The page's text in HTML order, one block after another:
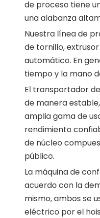
de proceso tiene
una alabanza
Nuestra línea de
de tornillo,
automático. En
tiempo y la mano
El transportador
de manera
amplia gama de
rendimiento
de núcleo
público.
La máquina de
acuerdo con la
mismo, ambos se
eléctrico por el